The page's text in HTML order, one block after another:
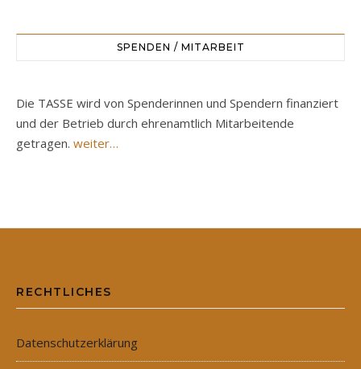
SPENDEN / MITARBEIT
Die TASSE wird von Spenderinnen und Spendern finanziert
und der Betrieb durch ehrenamtlich Mitarbeitende
getragen. weiter…
RECHTLICHES
Datenschutzerklärung